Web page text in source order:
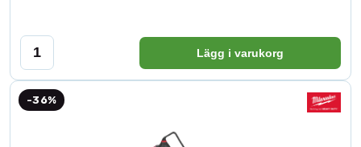
Lägg i varukorg
-36%